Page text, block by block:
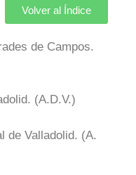
Volver al Índice
de Campos.
(A.D.V.)
de Valladolid. (A.